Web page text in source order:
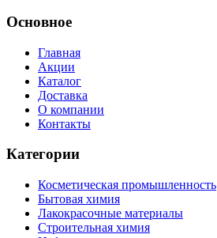
Основное
Главная
Акции
Каталог
Доставка
О компании
Контакты
Категории
Косметическая промышленность
Бытовая химия
Лакокрасочные материалы
Строительная химия